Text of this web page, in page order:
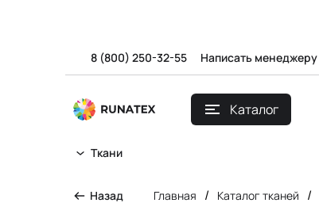
8 (800) 250-32-55 Написать менеджеру
Каталог
Ткани
Назад Главная / Каталог тканей /